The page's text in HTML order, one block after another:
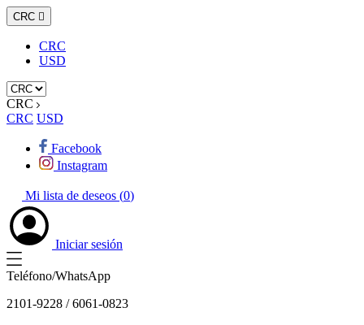
CRC 
CRC
USD
CRC
CRC USD
Facebook
Instagram
Mi lista de deseos (0)
Iniciar sesión
Teléfono/WhatsApp
2101-9228 / 6061-0823